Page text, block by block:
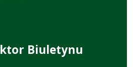
Biuletynu